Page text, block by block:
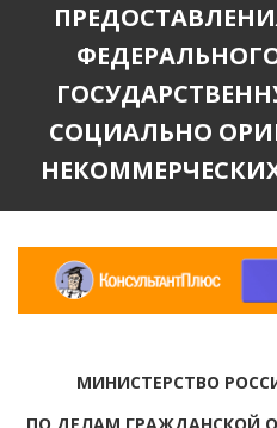
СОЦИАЛЬНО
МИНИСТЕРСТВО